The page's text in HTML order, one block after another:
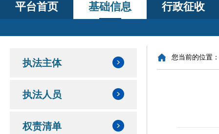
平台首页 基础信息 行政征收
执法主体
执法人员
权责清单
您当前的位置